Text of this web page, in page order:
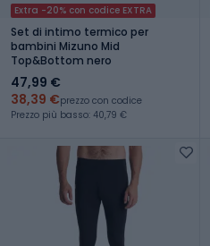
Extra -20% con codice EXTRA
Set di intimo termico per
bambini Mizuno Mid
Top&Bottom nero
47,99 €
38,39 €prezzo con codice
Prezzo più basso: 40,79 €